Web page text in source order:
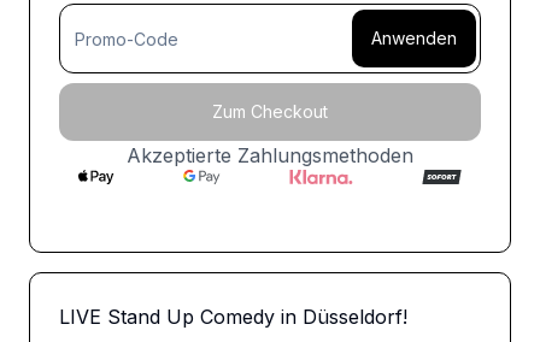
Anwenden
Zum Checkout
Akzeptierte Zahlungsmethoden
LIVE Stand Up Comedy in Düsseldorf!